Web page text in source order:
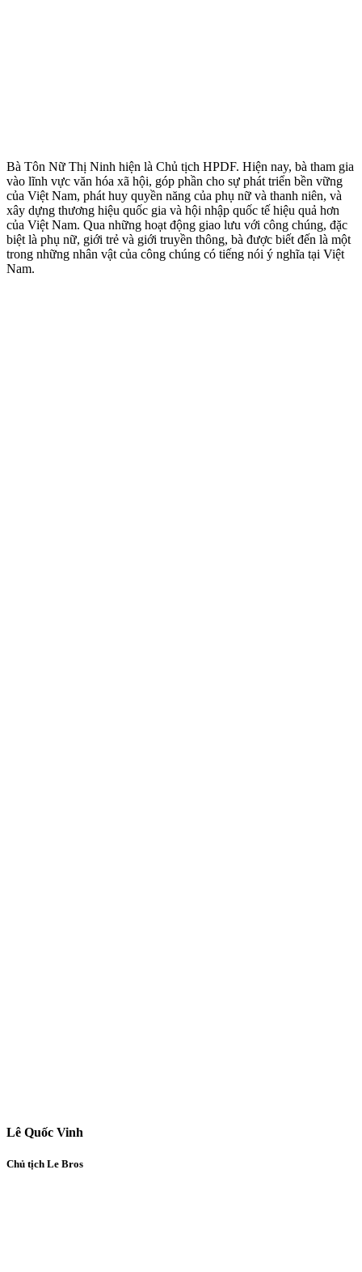
Bà Tôn Nữ Thị Ninh hiện là Chủ tịch HPDF. Hiện nay, bà tham gia
vào lĩnh vực văn hóa xã hội, góp phần cho sự phát triển bền vững
của Việt Nam, phát huy quyền năng của phụ nữ và thanh niên, và
xây dựng thương hiệu quốc gia và hội nhập quốc tế hiệu quả hơn
của Việt Nam. Qua những hoạt động giao lưu với công chúng, đặc
biệt là phụ nữ, giới trẻ và giới truyền thông, bà được biết đến là một
trong những nhân vật của công chúng có tiếng nói ý nghĩa tại Việt
Nam.
Lê Quốc Vinh
Chủ tịch Le Bros